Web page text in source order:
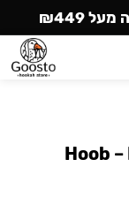
Hoob
₪449